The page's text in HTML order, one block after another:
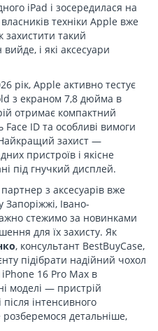
рік
iPhone Fold
Fold вже зараз
iPad і зосередилася на
техніки Apple вже
такий
і які аксесуари
рік, Apple активно тестує
з екраном 7,8 дюйма в
отримає компактний
ID та особливі вимоги
захист —
пристроїв і якісне
під гнучкий дисплей.
з аксесуарів вже
Івано-
стежимо за новинками
для їх захисту. Як
, консультант BestBuyCase,
підібрати надійний чохол
iPhone 16 Pro Max в
моделі — пристрій
інтенсивного
детальніше,